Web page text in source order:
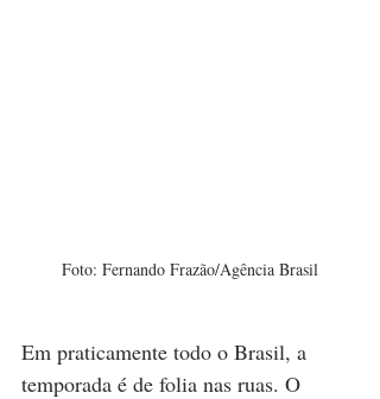
Foto: Fernando Frazão/Agência Brasil
Em praticamente todo o Brasil, a
temporada é de folia nas ruas. O